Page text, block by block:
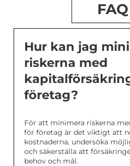
FAQ
Hur kan jag
riskerna med
företag?
För att minimera riskerna
för företag är det viktigt att
kostnaderna, undersöka
och säkerställa att
behov och mål.